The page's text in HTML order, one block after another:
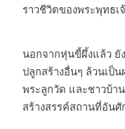
ราวชีวิตของพระพุทธ
นอกจากหุ่นขี้ผึ้งแล้ว ยั
ปลูกสร้างอื่นๆ ล้วนเป็
พระลูกวัด และชาวบ้า
สร้างสรรค์สถานที่อัน